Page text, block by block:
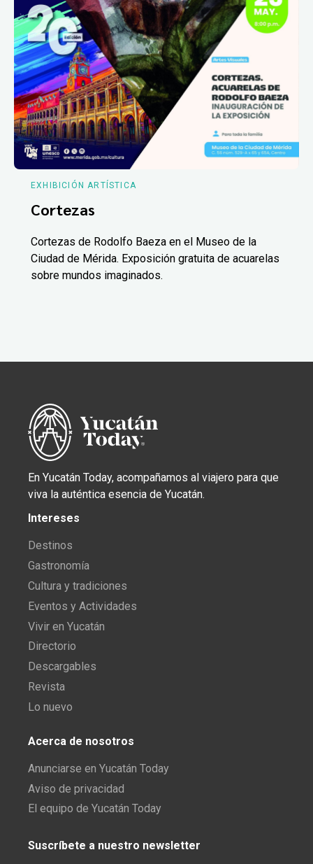
EXHIBICIÓN ARTÍSTICA
Cortezas
Cortezas de Rodolfo Baeza en el Museo de la
Ciudad de Mérida. Exposición gratuita de acuarelas
sobre mundos imaginados.
En Yucatán Today, acompañamos al viajero para que
viva la auténtica esencia de Yucatán.
Intereses
Destinos
Gastronomía
Cultura y tradiciones
Eventos y Actividades
Vivir en Yucatán
Directorio
Descargables
Revista
Lo nuevo
Acerca de nosotros
Anunciarse en Yucatán Today
Aviso de privacidad
El equipo de Yucatán Today
Suscríbete a nuestro newsletter